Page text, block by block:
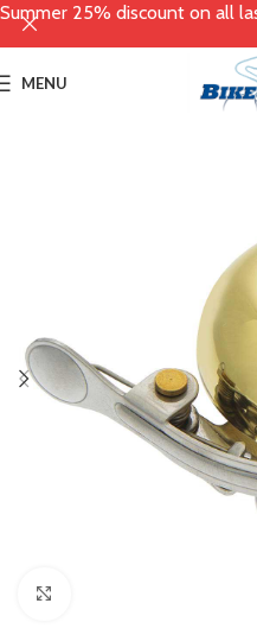
MENU
Summer 25% discount on all